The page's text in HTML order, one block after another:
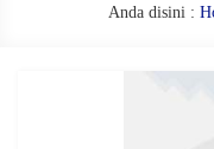
Anda disini :